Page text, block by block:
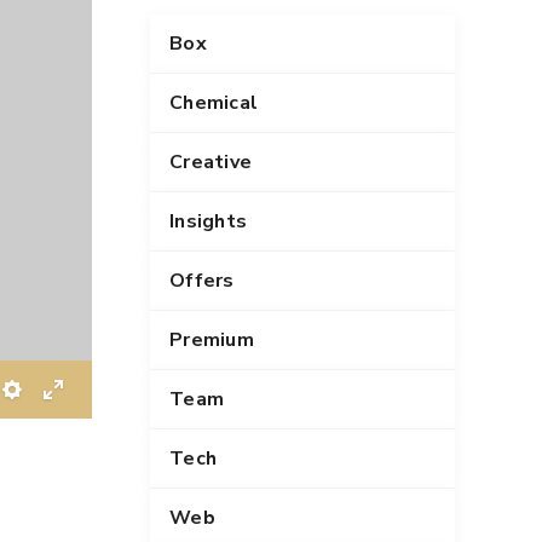
S
E
Box
Chemical
Creative
Insights
Offers
Premium
Team
Tech
Web